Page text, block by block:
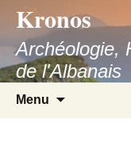
contenu
Kronos
Archéologie,
de l'Albanais
Menu